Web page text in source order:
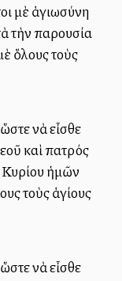
μὲ ἁγιωσύνη
τὴν παρουσία
ὅλους τοὺς
νὰ εἶσθε
καὶ πατρός
Κυρίου ἡμῶν
τοὺς ἁγίους
νὰ εἶσθε